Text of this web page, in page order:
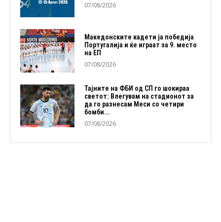
07/08/2026
Македонските кадети ја победија
Португалија и ќе играат за 9. место
на ЕП
07/08/2026
Тајните на ФБИ од СП го шокираа
светот: Влегувам на стадионот за
да го разнесам Меси со четири
бомби...
07/08/2026